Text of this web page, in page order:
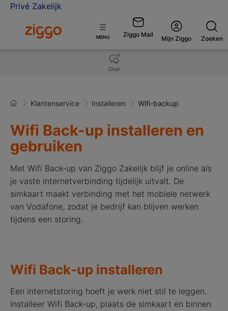
Privé Zakelijk
Ga naar de Ziggo Zakelijk homepage
MENU Ziggo Mail Open
Mijn Ziggo
Zoeken
Klantenservice Installeren Wifi-backup
Wifi Back-up installeren en
gebruiken
Met Wifi Back-up van Ziggo Zakelijk blijf je online als
je vaste internetverbinding tijdelijk uitvalt. De
simkaart maakt verbinding met het mobiele netwerk
van Vodafone, zodat je bedrijf kan blijven werken
tijdens een storing.
Wifi Back-up installeren
Een internetstoring hoeft je werk niet stil te leggen.
Installeer Wifi Back-up, plaats de simkaart en binnen
Chat